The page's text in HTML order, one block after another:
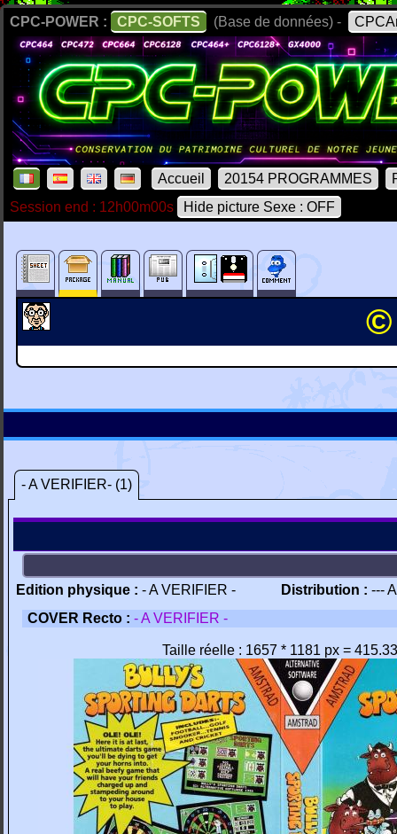
CPC-POWER : CPC-SOFTS (Base de données) -
Accueil 20154 PROGRAMMES
Session end : 12h00m00s
Hide picture Sexe : OFF
©
- A VERIFIER- (1)
Edition physique : - A VERIFIER - Distribution : ---
COVER Recto : - A VERIFIER -
Taille réelle : 1657 * 1181 px =